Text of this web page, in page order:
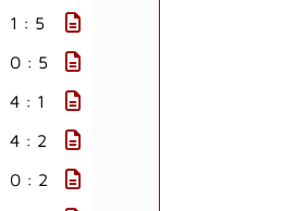
1 : 5
0 : 5
4 : 1
4 : 2
0 : 2